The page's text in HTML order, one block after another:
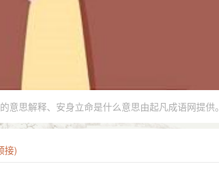
意思解释、安身立命是什么意思由起凡成语网提供。
接)